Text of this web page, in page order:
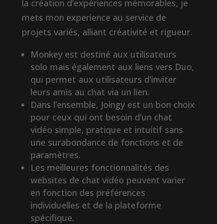
la création d’expériences mémorables, je
mets mon experience au service de
projets variés, alliant créativité et rigueur.
Monkey est destiné aux utilisateurs
solo mais également aux liens vers Duo,
qui permet aux utilisateurs d’inviter
leurs amis au chat via un lien.
Dans l’ensemble, Joingy est un bon choix
pour ceux qui ont besoin d’un chat
vidéo simple, pratique et intuitif sans
une surabondance de fonctions et de
paramètres.
Les meilleures fonctionnalités des
websites de chat vidéo peuvent varier
en fonction des préférences
individuelles et de la plateforme
spécifique.